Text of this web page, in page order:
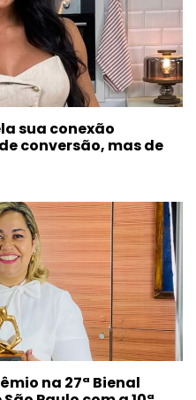
sua conexão
conversão, mas de
na 27ª Bienal